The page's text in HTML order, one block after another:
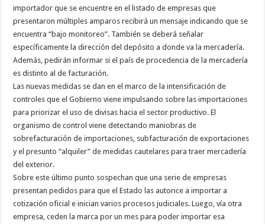
importador que se encuentre en el listado de empresas que
presentaron múltiples amparos recibirá un mensaje indicando que se
encuentra “bajo monitoreo”. También se deberá señalar
específicamente la dirección del depósito a donde va la mercadería.
Además, pedirán informar si el país de procedencia de la mercadería
es distinto al de facturación.
Las nuevas medidas se dan en el marco de la intensificación de
controles que el Gobierno viene impulsando sobre las importaciones
para priorizar el uso de divisas hacia el sector productivo. El
organismo de control viene detectando maniobras de
sobrefacturación de importaciones, subfacturación de exportaciones
y el presunto “alquiler” de medidas cautelares para traer mercadería
del exterior.
Sobre este último punto sospechan que una serie de empresas
presentan pedidos para que el Estado las autorice a importar a
cotización oficial e inician varios procesos judiciales. Luego, vía otra
empresa, ceden la marca por un mes para poder importar esa